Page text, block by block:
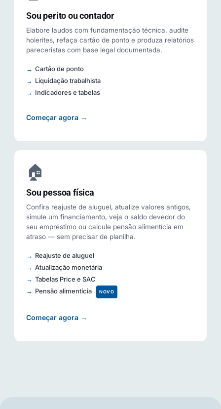
Sou perito ou contador
Elabore laudos com fundamentação técnica, audite
holerites, refaça cartão de ponto e produza relatórios
pareceristas com base legal documentada.
Cartão de ponto
Liquidação trabalhista
Indicadores e tabelas
Começar agora →
🏠
Sou pessoa física
Confira reajuste de aluguel, atualize valores antigos,
simule um financiamento, veja o saldo devedor do
seu empréstimo ou calcule pensão alimentícia em
atraso — sem precisar de planilha.
Reajuste de aluguel
Atualização monetária
Tabelas Price e SAC
Pensão alimentícia
NOVO
Começar agora →